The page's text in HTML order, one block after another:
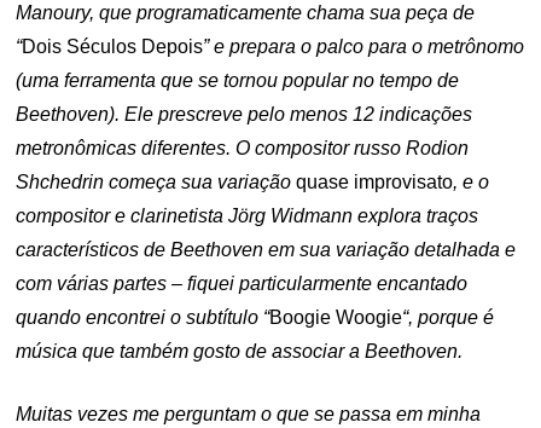
Manoury, que programaticamente chama sua peça de
“Dois Séculos Depois” e prepara o palco para o metrônomo
(uma ferramenta que se tornou popular no tempo de
Beethoven). Ele prescreve pelo menos 12 indicações
metronômicas diferentes. O compositor russo Rodion
Shchedrin começa sua variaçãoquase improvisato, e o
compositor e clarinetista Jörg Widmann explora traços
característicos de Beethoven em sua variação detalhada e
com várias partes – fiquei particularmente encantado
quando encontrei o subtítulo “Boogie Woogie“, porque é
música que também gosto de associar a Beethoven.
Muitas vezes me perguntam o que se passa em minha